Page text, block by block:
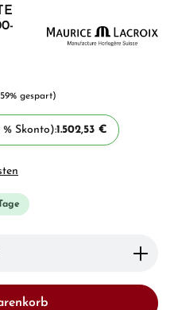
gespart)
Skonto):1.502,53 €
Wert ein